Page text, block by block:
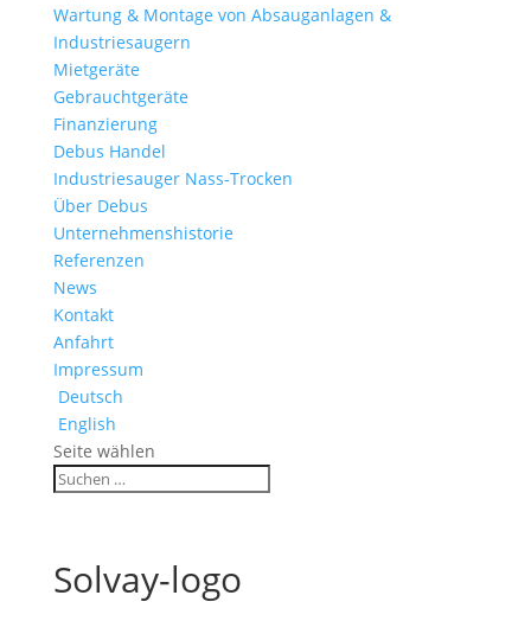
Wartung & Montage von Absauganlagen &
Industriesaugern
Mietgeräte
Gebrauchtgeräte
Finanzierung
Debus Handel
Industriesauger Nass-Trocken
Über Debus
Unternehmenshistorie
Referenzen
News
Kontakt
Anfahrt
Impressum
Deutsch
English
Seite wählen
Solvay-logo